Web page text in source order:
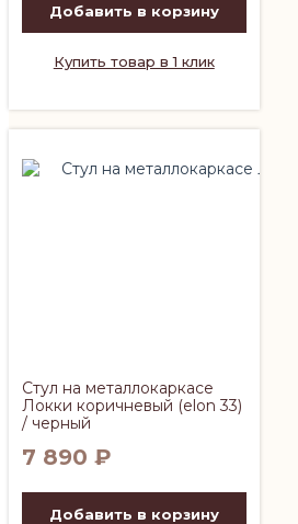
Добавить в корзину
Купить товар в 1 клик
Стул на металлокаркасе
Локки коричневый (elon 33)
/ черный
7 890 ₽
Добавить в корзину